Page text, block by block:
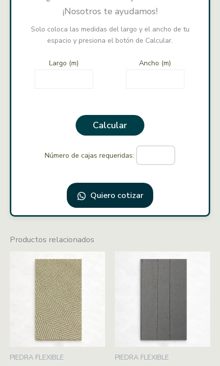
¡Nosotros te ayudamos!
Solo coloca las medidas del largo y el ancho de tu
espacio y presiona el botón de Calcular.
Largo (m) Ancho (m)
Calcular
Número de cajas requeridas:
Quiero cotizar
Productos relacionados
PIEDRA FLEXIBLE PIEDRA FLEXIBLE